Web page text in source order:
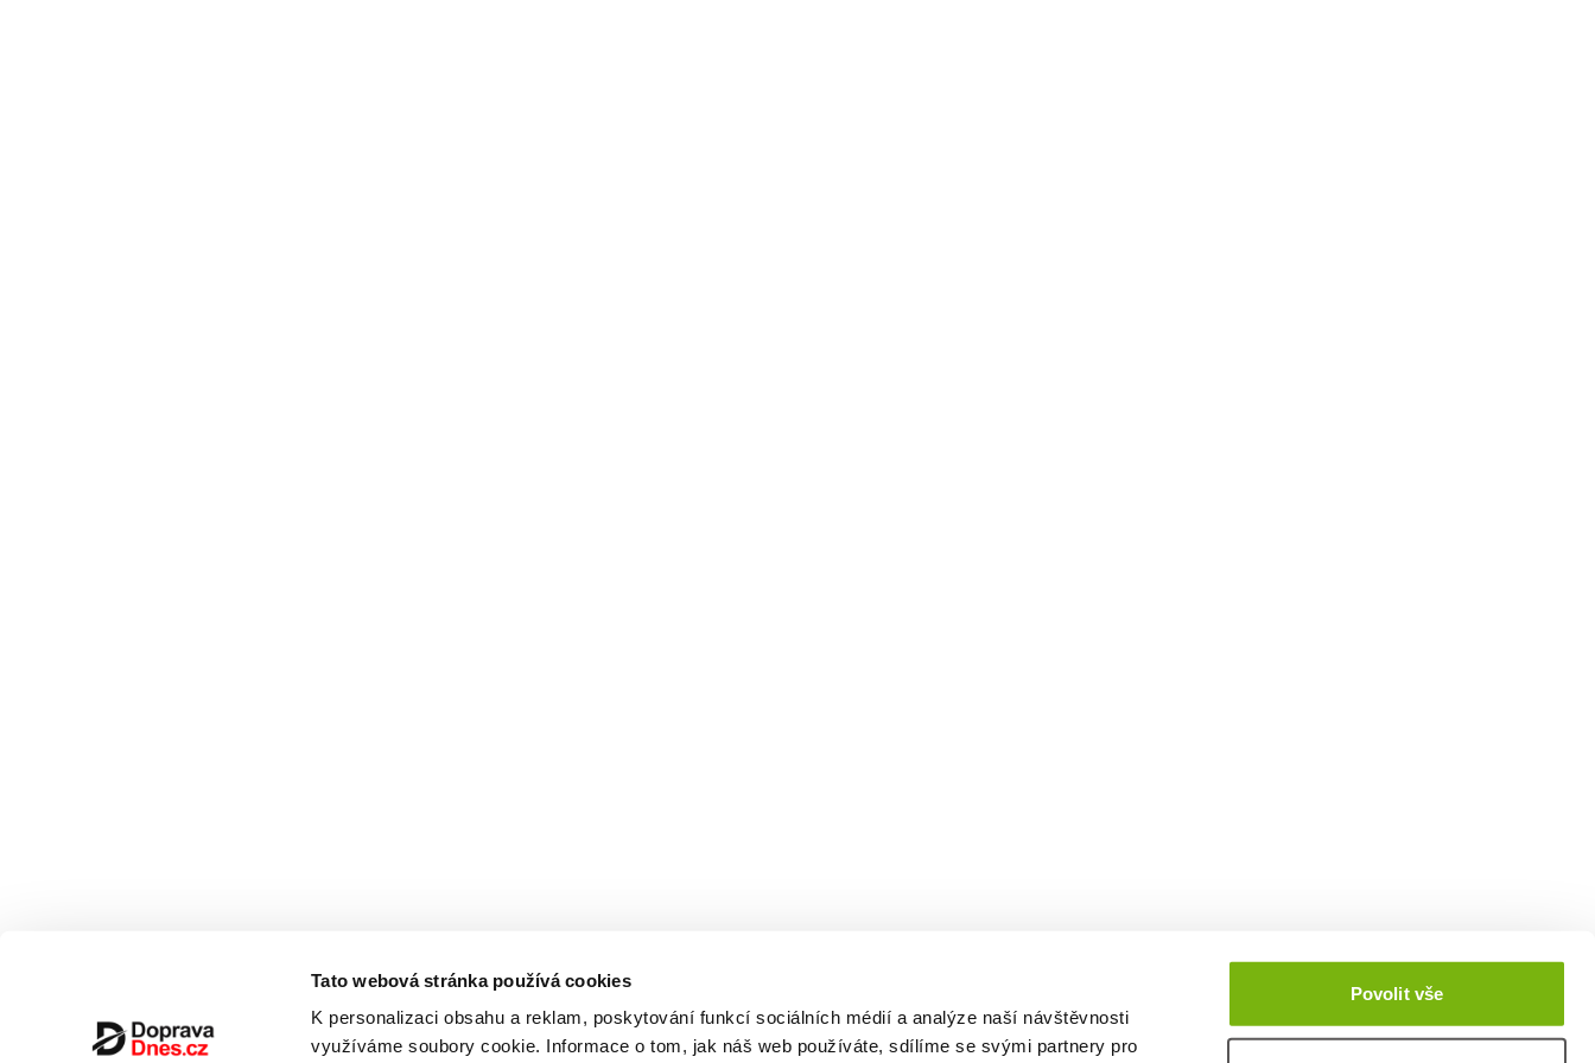
Tato webová stránka používá cookies
K personalizaci obsahu a reklam, poskytování funkcí sociálních médií a analýze naší návštěvnosti
využíváme soubory cookie. Informace o tom, jak náš web používáte, sdílíme se svými partnery pro
Povolit vše